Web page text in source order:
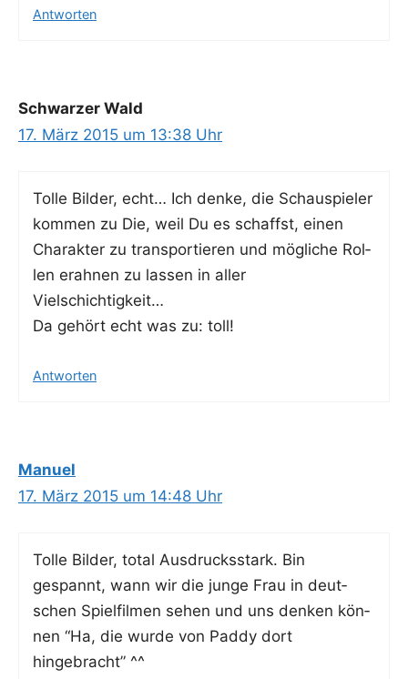
Antworten
Schwarzer Wald
17. März 2015 um 13:38 Uhr
Tol­le Bil­der, echt… Ich den­ke, die Schau­spie­ler
kom­men zu Die, weil Du es schaffst, einen
Cha­rak­ter zu trans­por­tie­ren und mög­li­che Rol­
len erah­nen zu las­sen in aller
Vielschichtigkeit…
Da gehört echt was zu: toll!
Antworten
Manuel
17. März 2015 um 14:48 Uhr
Tol­le Bil­der, total Aus­drucks­stark. Bin
gespannt, wann wir die jun­ge Frau in deut­
schen Spiel­fil­men sehen und uns den­ken kön­
nen “Ha, die wur­de von Pad­dy dort
hingebracht” ^^